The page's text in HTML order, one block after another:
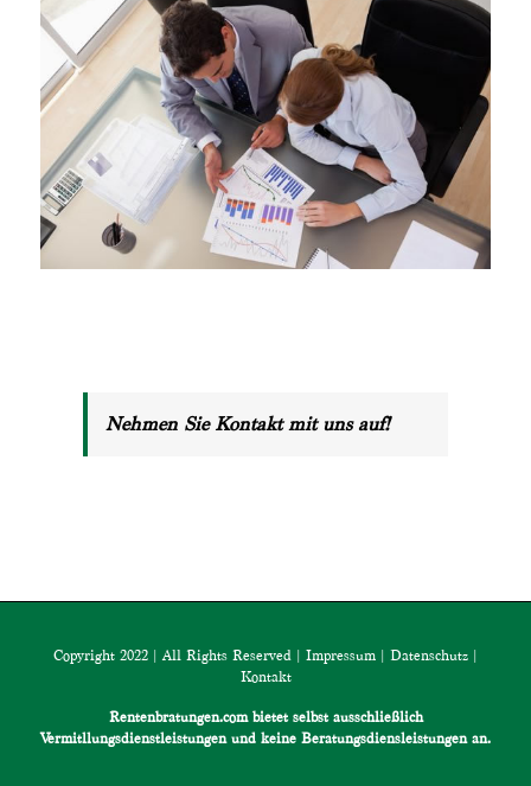
Nehmen Sie Kontakt mit uns auf!
Copyright 2022 | All Rights Reserved | Impressum | Datenschutz |
Kontakt
Rentenbratungen.com bietet selbst ausschließlich
Vermitllungsdienstleistungen und keine Beratungsdiensleistungen an.